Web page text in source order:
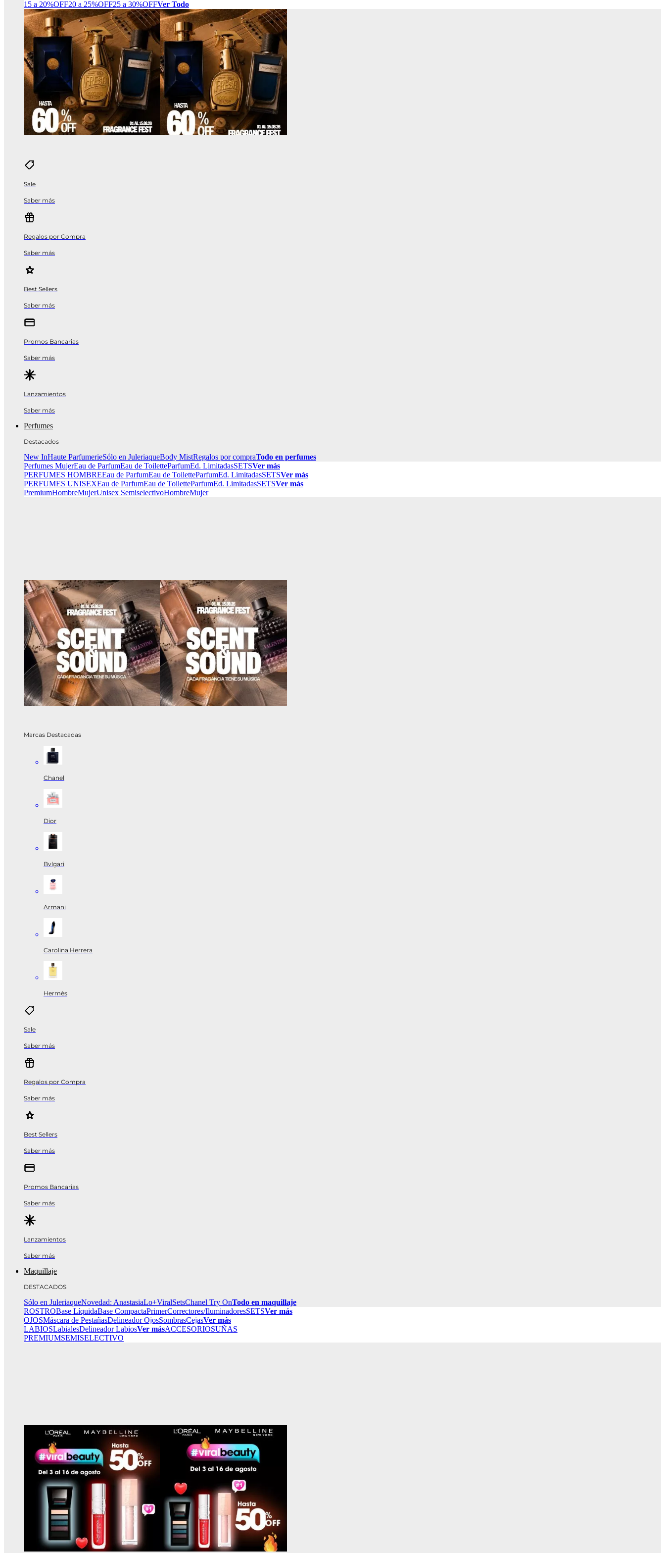
15 a 20%OFF20 a 25%OFF25 a 30%OFFVer Todo
Sale
Saber más
Regalos por Compra
Saber más
Best Sellers
Saber más
Promos Bancarias
Saber más
Lanzamientos
Saber más
Perfumes
Destacados
New InHaute ParfumerieSólo en JuleriaqueBody MistRegalos por compraTodo en perfumes
Perfumes MujerEau de ParfumEau de ToiletteParfumEd. LimitadasSETSVer más
PERFUMES HOMBREEau de ParfumEau de ToiletteParfumEd. LimitadasSETSVer más
PERFUMES UNISEXEau de ParfumEau de ToiletteParfumEd. LimitadasSETSVer más
PremiumHombreMujerUnisex SemiselectivoHombreMujer
Marcas Destacadas
Chanel
Dior
Bvlgari
Armani
Carolina Herrera
Hermès
Sale
Saber más
Regalos por Compra
Saber más
Best Sellers
Saber más
Promos Bancarias
Saber más
Lanzamientos
Saber más
Maquillaje
DESTACADOS
Sólo en JuleriaqueNovedad: AnastasiaLo+ViralSetsChanel Try OnTodo en maquillaje
ROSTROBase LíquidaBase CompactaPrimerCorrectores/IluminadoresSETSVer más
OJOSMáscara de PestañasDelineador OjosSombrasCejasVer más
LABIOSLabialesDelineador LabiosVer másACCESORIOSUÑAS
PREMIUMSEMISELECTIVO